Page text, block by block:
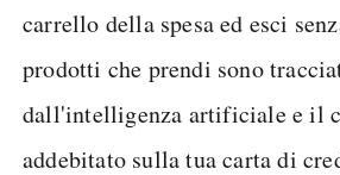
carrello della spesa ed esci
prodotti che prendi sono
dall'intelligenza artificiale e il
addebitato sulla tua carta di